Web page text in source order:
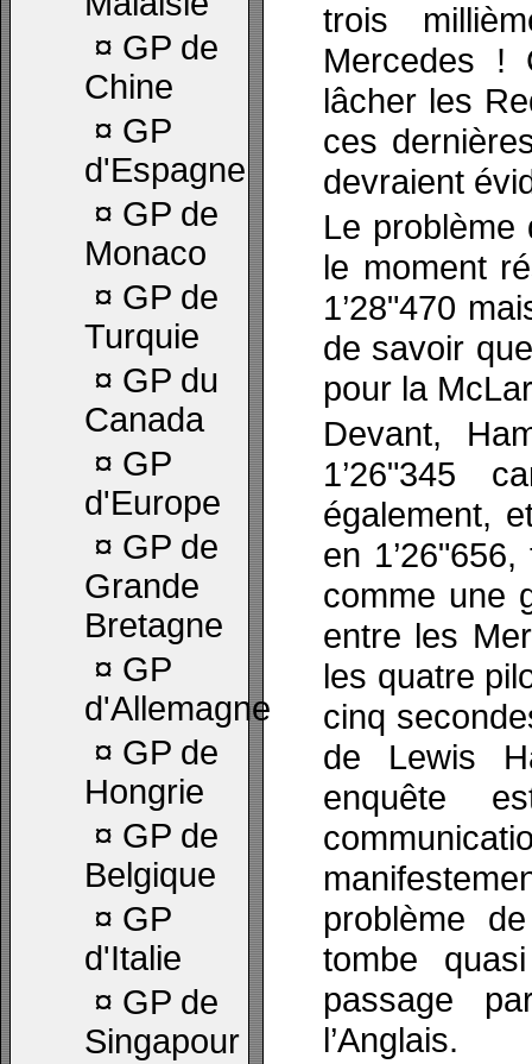
¤ GP de
Chine
¤ GP
d'Espagne
¤ GP de
Monaco
¤ GP de
Turquie
¤ GP du
Canada
¤ GP
d'Europe
¤ GP de
Grande
Bretagne
¤ GP
d'Allemagne
¤ GP de
Hongrie
¤ GP de
Belgique
¤ GP
d'Italie
¤ GP de
Singapour
trois
Mercedes !
lâcher les
ces
devraient
Le problème
le moment
1’28"470
de savoir
pour la
Devant,
1’26"345
également,
en
comme une
entre les
les quatre
cinq
de Lewis
enquête
problème
tombe
passage
l’Anglais.